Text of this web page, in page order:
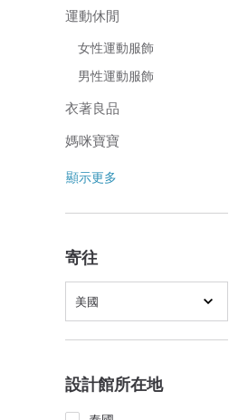
運動休閒
女性運動服飾
男性運動服飾
衣著良品
媽咪寶寶
顯示更多
寄往
美國
設計館所在地